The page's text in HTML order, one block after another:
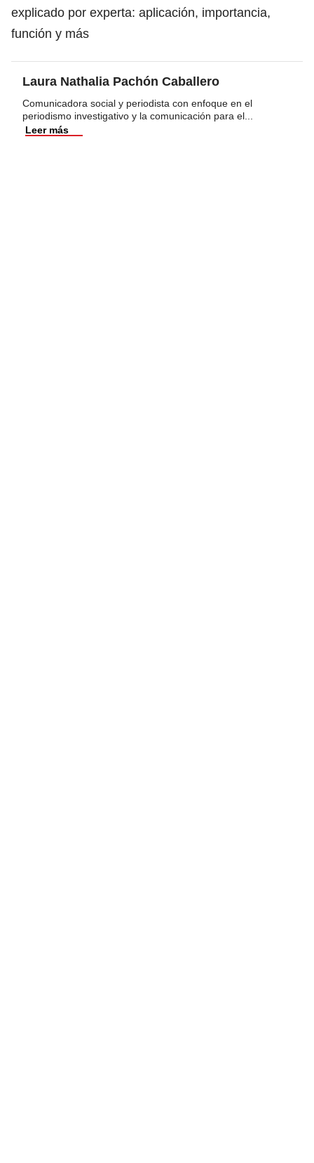
explicado por experta: aplicación, importancia,
función y más
Laura Nathalia Pachón Caballero
Comunicadora social y periodista con enfoque en el
periodismo investigativo y la comunicación para el
Leer más